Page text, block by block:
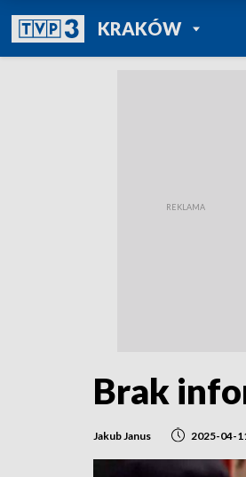
KRAKÓWPOWRÓT DO
TVP REGIONY
Brak
Jakub Janus 2025-04-